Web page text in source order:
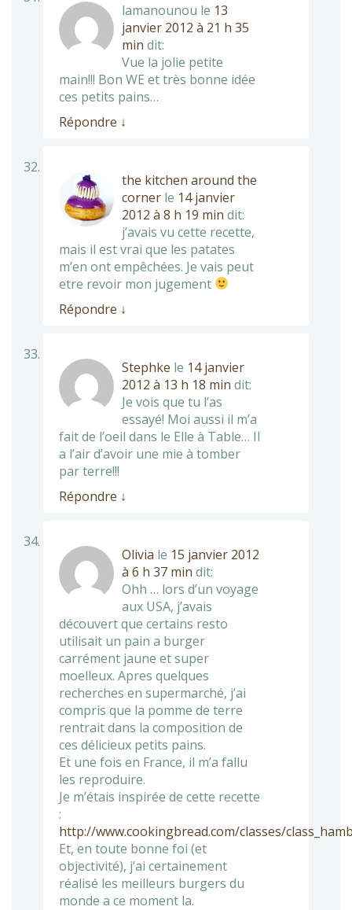
lamanounou le 13
janvier 2012 à 21 h 35
min dit:
Vue la jolie petite
main!!! Bon WE et très bonne idée
ces petits pains…
Répondre ↓
the kitchen around the
corner le 14 janvier
2012 à 8 h 19 min dit:
j’avais vu cette recette,
mais il est vrai que les patates
m’en ont empêchées. Je vais peut
etre revoir mon jugement
Répondre ↓
Stephke le 14 janvier
2012 à 13 h 18 min dit:
Je vois que tu l’as
essayé! Moi aussi il m’a
fait de l’oeil dans le Elle à Table… Il
a l’air d’avoir une mie à tomber
par terre!!!
Répondre ↓
Olivia le 15 janvier 2012
à 6 h 37 min dit:
Ohh … lors d’un voyage
aux USA, j’avais
découvert que certains resto
utilisait un pain a burger
carrément jaune et super
moelleux. Apres quelques
recherches en supermarché, j’ai
compris que la pomme de terre
rentrait dans la composition de
ces délicieux petits pains.
Et une fois en France, il m’a fallu
les reproduire.
Je m’étais inspirée de cette recette
:
http://www.cookingbread.com/classes/
Et, en toute bonne foi (et
objectivité), j’ai certainement
réalisé les meilleurs burgers du
monde a ce moment la.